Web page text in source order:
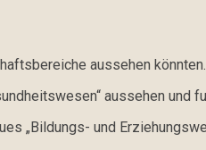
aussehen könnten.
aussehen und
„Bildungs- und